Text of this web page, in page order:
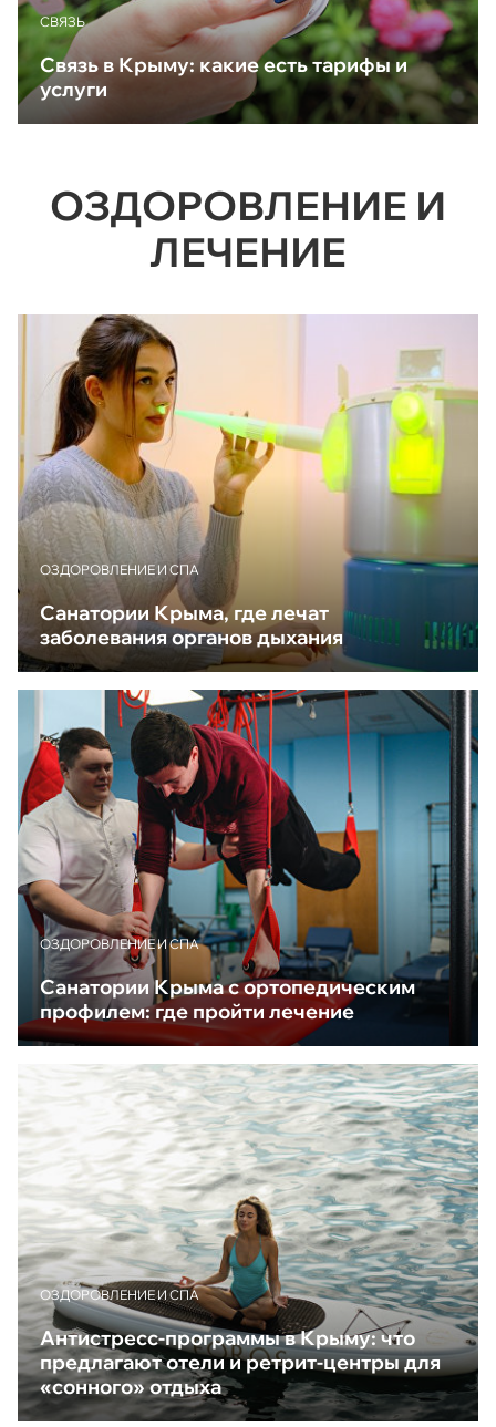
CВЯЗЬ
Связь в Крыму: какие есть тарифы и
услуги
ОЗДОРОВЛЕНИЕ И
ЛЕЧЕНИЕ
ОЗДОРОВЛЕНИЕ И СПА
Санатории Крыма, где лечат
заболевания органов дыхания
ОЗДОРОВЛЕНИЕ И СПА
Санатории Крыма с ортопедическим
профилем: где пройти лечение
ОЗДОРОВЛЕНИЕ И СПА
Антистресс-программы в Крыму: что
предлагают отели и ретрит-центры для
«сонного» отдыха